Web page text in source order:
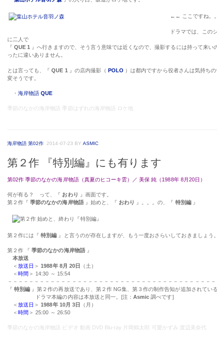
←← ここですね。
ドラマでは、この
に二人で
『QUE 1
』へ行きますので、そう言う意味では近くなので、撮影するには持って来い
ったに違いありません。
とは言っても、『QUE 1 』の店内撮影（ POLO ）は都内ですから役者さんは気持ち
変そうです。
・海岸物語QUE
季節のなかの海岸物語 季節はずれの海岸物語 ロケ地
海岸物語 第02作 2014-07-23 BY ASMIC
第２作 『特別編』にも有ります
第02作 季節のなかの海岸物語（真夏のヒコーキ雲）／ 美保 純（1988年 8月20日）
何が有る？ って、『 おわり
』画面です。
第２作『季節のなかの海岸物語』始めと、『 おわり 』。。。の、『 特別編』
第２作には『特別編 』と言うのが存在しますが、もう一度おさらいしておきましょう
第２作 『季節のなかの海岸物語』
本放送
＜放送日 ＞1988年 8月 20日
（土）
＜時間 ＞ 14:30 ～ 15:54
－－－－－－－－－－－－－－－－－－－－－－－－－－－－－－－－－－－－－－－
『特別編 』第２作の再放送であり、第２作 NG集、第３作の制作告知が追加されてい
ドラマ本編の内容は本放送と同一。[注：Asmic 調べです]
＜放送日 ＞1988年 10月 3日
（月）
＜時間 ＞ 25:00 ～ 26:50
季節のなかの海岸物語 ビデオ 動画 DVD Blu-ray 片岡鶴太郎 可愛かずみ 渡辺美奈代